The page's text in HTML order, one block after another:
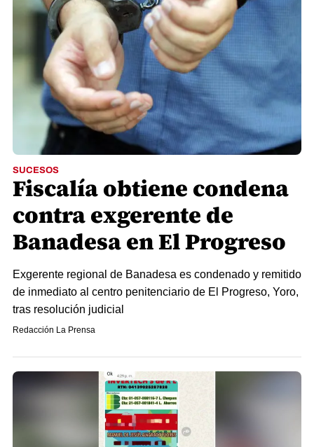
SUCESOS
Fiscalía obtiene condena
contra exgerente de
Banadesa en El Progreso
Exgerente regional de Banadesa es condenado y remitido
de inmediato al centro penitenciario de El Progreso, Yoro,
tras resolución judicial
Redacción La Prensa